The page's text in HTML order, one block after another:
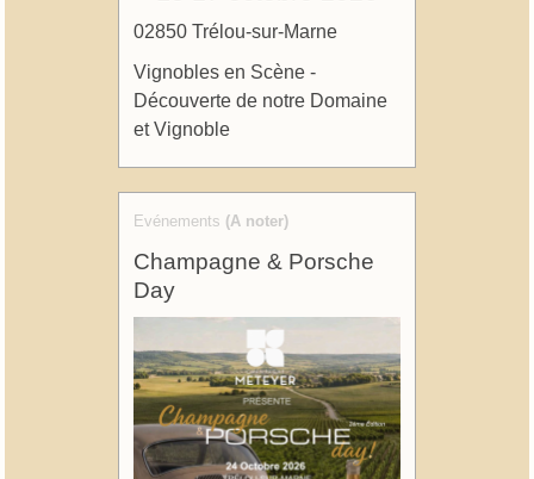
02850 Trélou-sur-Marne
Vignobles en Scène -
Découverte de notre Domaine
et Vignoble
Evénements (A noter)
Champagne & Porsche
Day